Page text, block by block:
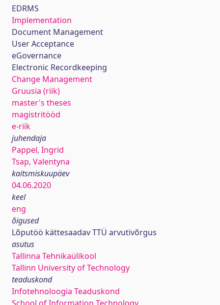
EDRMS
Implementation
Document Management
User Acceptance
eGovernance
Electronic Recordkeeping
Change Management
Gruusia (riik)
master's theses
magistritööd
e-riik
juhendaja
Pappel, Ingrid
Tsap, Valentyna
kaitsmiskuupäev
04.06.2020
keel
eng
õigused
Lõputöö kättesaadav TTÜ arvutivõrgus
asutus
Tallinna Tehnikaülikool
Tallinn University of Technology
teaduskond
Infotehnoloogia Teaduskond